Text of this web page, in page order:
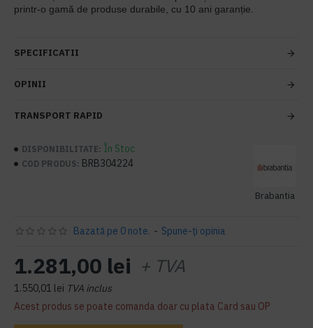
printr-o gamă de produse durabile, cu 10 ani garanție.
SPECIFICATII
OPINII
TRANSPORT RAPID
DISPONIBILITATE: În Stoc
COD PRODUS: BRB304224
Brabantia
Bazată pe 0 note. - Spune-ţi opinia
1.281,00 lei + TVA
1.550,01 lei TVA inclus
Acest produs se poate comanda doar cu plata Card sau OP